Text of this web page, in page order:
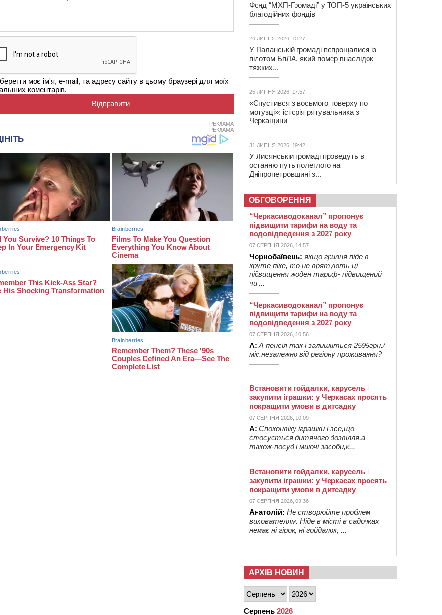
моє ім'я, e-mail, та адресу сайту в цьому браузері для моїх
коментарів.
РЕКЛАМА
РЕКЛАМА
Фонд “МХП-Громаді” у ТОП-5 українських
благодійних фондів
26 ЛИПНЯ 2026, 13:27
У Паланській громаді попрощалися із
пілотом БпЛА, який помер внаслідок
тяжких...
25 ЛИПНЯ 2026, 17:57
«Спустився з восьмого поверху по
мотузці»: історія рятувальника з
Черкащини
31 ЛИПНЯ 2026, 19:42
У Лисянській громаді проведуть в
останню путь полеглого на
Дніпропетровщині з...
ОБГОВОРЕННЯ
“Черкасиводоканал” пропонує
підвищити тарифи на воду та
водовідведення з 2027 року
07 СЕРПНЯ 2026, 14:57
Чорнобаївець: якщо гривня піде в
круте піке, то не врятують ці
підвищення жоден тариф- підвищений
чи ...
“Черкасиводоканал” пропонує
підвищити тарифи на воду та
водовідведення з 2027 року
07 СЕРПНЯ 2026, 10:56
А: А пенсія так і залишиться 2595грн./
міс.незалежно від регіону проживання?
Встановити гойдалки, карусель і
закупити іграшки: у Черкасах просять
покращити умови в дитсадку
07 СЕРПНЯ 2026, 10:09
А: Споконвіку іграшки і все,що
стосується дитячого дозвілля,а
також-посуд і миючі засоби,к...
Встановити гойдалки, карусель і
закупити іграшки: у Черкасах просять
покращити умови в дитсадку
07 СЕРПНЯ 2026, 09:36
Анатолій: Не створюйте проблем
вихователям. Ніде в місті в садочках
немає ні гірок, ні гойдалок, ...
АРХІВ НОВИН
Серпень 2026